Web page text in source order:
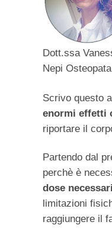
Dott.ssa
Nepi Osteopata
Scrivo questo
enormi effetti
riportare il
Partendo dal
perchè è
dose
limitazioni
raggiungere il